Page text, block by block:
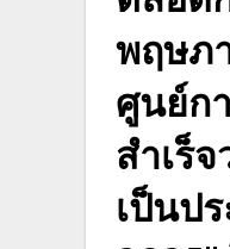
พฤษภ
ศูนย์ก
สำเร็
เป็นป